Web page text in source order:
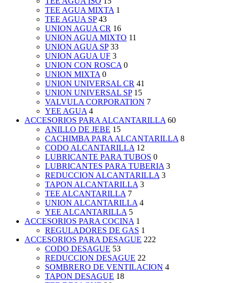
TEE AGUA MIXTA 1
TEE AGUA SP 43
UNION AGUA CR 16
UNION AGUA MIXTO 11
UNION AGUA SP 33
UNION AGUA UF 3
UNION CON ROSCA 0
UNION MIXTA 0
UNION UNIVERSAL CR 41
UNION UNIVERSAL SP 15
VALVULA CORPORATION 7
YEE AGUA 4
ACCESORIOS PARA ALCANTARILLA 60
ANILLO DE JEBE 15
CACHIMBA PARA ALCANTARILLA 8
CODO ALCANTARILLA 12
LUBRICANTE PARA TUBOS 0
LUBRICANTES PARA TUBERIA 3
REDUCCION ALCANTARILLA 3
TAPON ALCANTARILLA 3
TEE ALCANTARILLA 7
UNION ALCANTARILLA 4
YEE ALCANTARILLA 5
ACCESORIOS PARA COCINA 1
REGULADORES DE GAS 1
ACCESORIOS PARA DESAGUE 222
CODO DESAGUE 53
REDUCCION DESAGUE 22
SOMBRERO DE VENTILACION 4
TAPON DESAGUE 18